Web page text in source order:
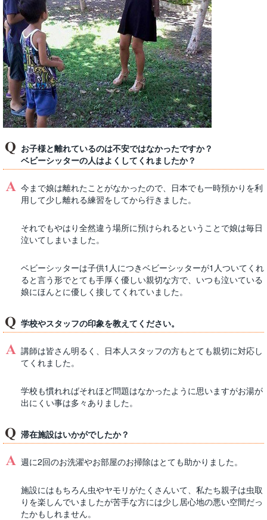
お子様と離れているのは不安ではなかったですか？
ベビーシッターの人はよくしてくれましたか？
今まで娘は離れたことがなかったので、日本でも一時預かりを利
用して少し離れる練習をしてから行きました。
それでもやはり全然違う場所に預けられるということで娘は毎日
泣いてしまいました。
ベビーシッターは子供1人につきベビーシッターが1人ついてくれ
ると言う形でとても手厚く優しい親切な方で、いつも泣いている
娘にほんとに優しく接してくれていました。
学校やスタッフの印象を教えてください。
講師は皆さん明るく、日本人スタッフの方もとても親切に対応し
てくれました。
学校も慣れればそれほど問題はなかったように思いますがお湯が
出にくい事は多々ありました。
滞在施設はいかがでしたか？
週に2回のお洗濯やお部屋のお掃除はとても助かりました。
施設にはもちろん虫やヤモリがたくさんいて、私たち親子は虫取
りを楽しんでいましたが苦手な方には少し居心地の悪い空間だっ
たかもしれません。